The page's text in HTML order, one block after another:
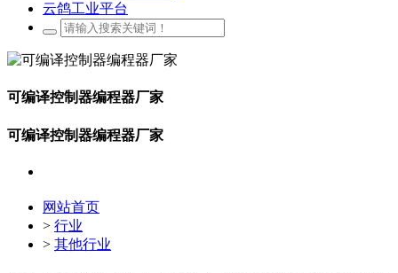
云鸽工业平台
可编译控制器编程器厂家
可编译控制器编程器厂家
网站首页
> 行业
> 其他行业